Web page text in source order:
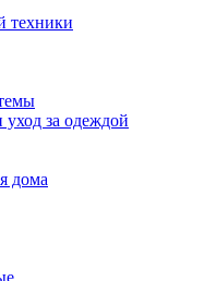
техники
за одеждой
дома